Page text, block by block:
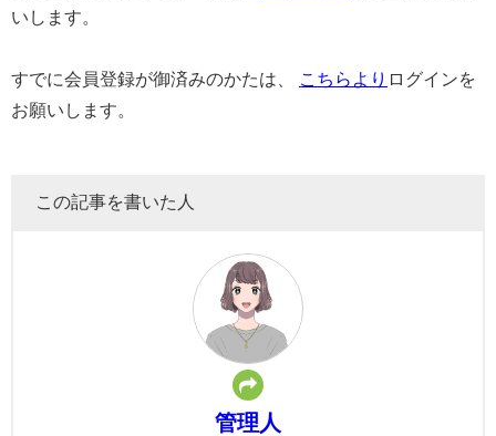
いします。
すでに会員登録が御済みのかたは、 こちらより ログインを
お願いします。
この記事を書いた人
管理人